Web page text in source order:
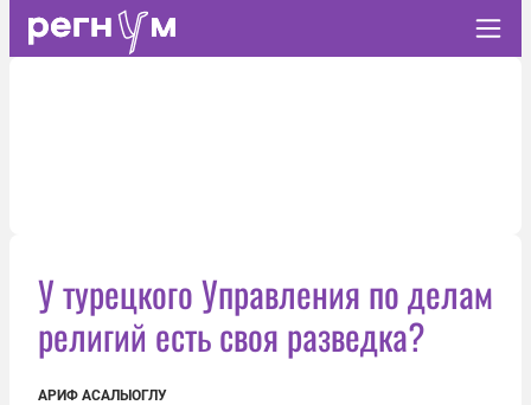
У турецкого Управления по делам
религий есть своя разведка?
АРИФ АСАЛЫОГЛУ